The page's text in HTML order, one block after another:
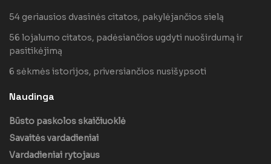
54 geriausios dvasinės citatos, pakylėjančios sielą
56 lojalumo citatos, padėsiančios ugdyti nuoširdumą ir
pasitikėjimą
6 sėkmės istorijos, priversiančios nusišypsoti
Naudinga
Būsto paskolos skaičiuoklė
Savaitės vardadieniai
Vardadieniai rytojaus